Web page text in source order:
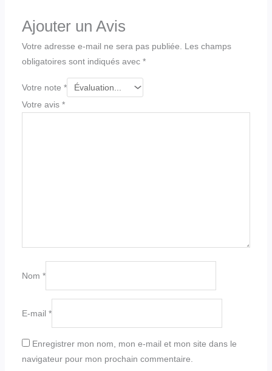
Ajouter un Avis
Votre adresse e-mail ne sera pas publiée.
Les champs
obligatoires sont indiqués avec *
Votre note *
Votre avis *
Nom *
E-mail *
Enregistrer mon nom, mon e-mail et mon site dans le
navigateur pour mon prochain commentaire.